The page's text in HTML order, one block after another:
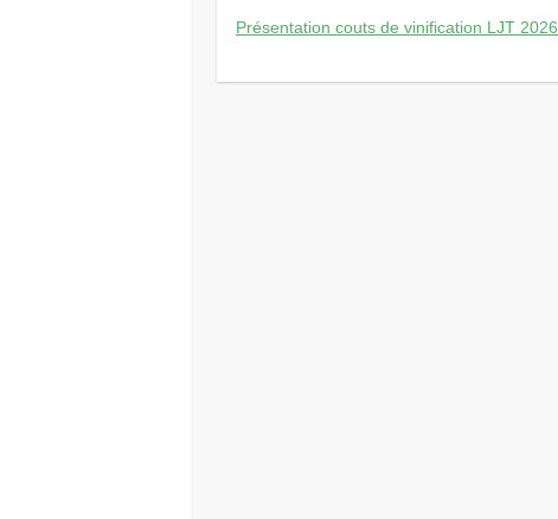
Présentation couts de vinification LJT 2026